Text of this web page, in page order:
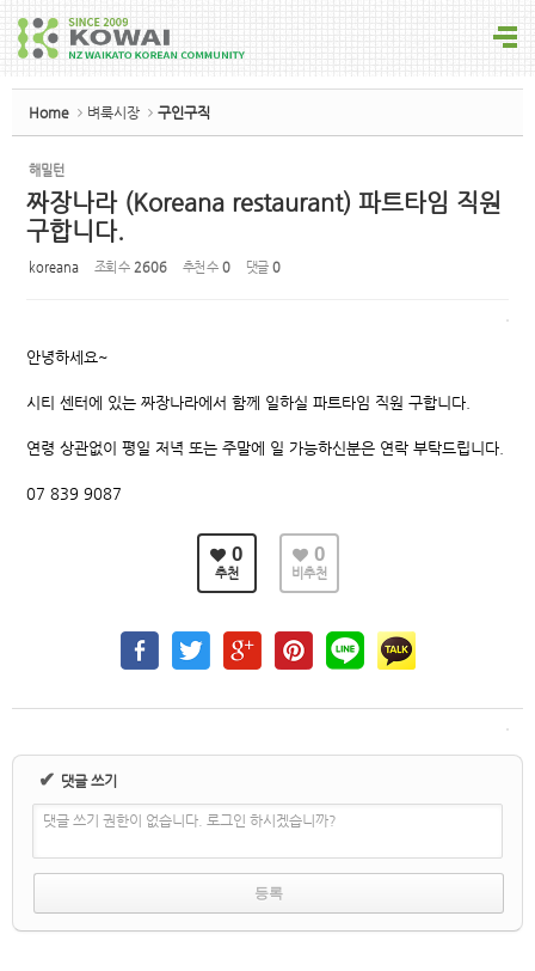
Home 벼룩시장 구인구직
해밀턴
짜장나라 (Koreana restaurant) 파트타임 직원
구합니다.
koreana 조회 수 2606 추천 수 0 댓글 0
안녕하세요~
시티 센터에 있는 짜장나라에서 함께 일하실 파트타임 직원 구합니다.
연령 상관없이 평일 저녁 또는 주말에 일 가능하신분은 연락 부탁드립니다.
07 839 9087
0
추천
0
비추천
✔ 댓글 쓰기
댓글 쓰기 권한이 없습니다. 로그인 하시겠습니까?
Sketchbook5, 스케치북5
Sketchbook5, 스케치북5